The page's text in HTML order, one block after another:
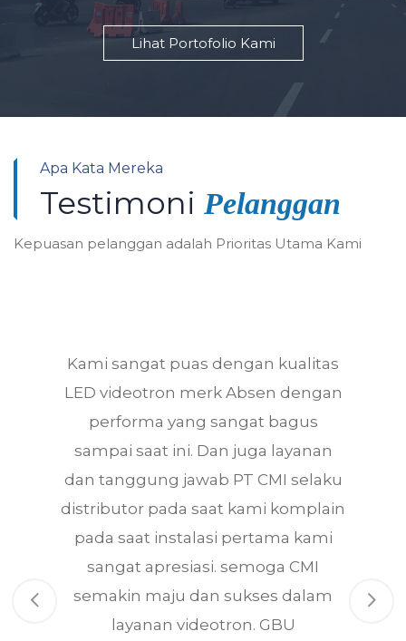
Lihat Portofolio Kami
Apa Kata Mereka
Testimoni Pelanggan
Kepuasan pelanggan adalah Prioritas Utama Kami
Kami sangat puas dengan kualitas
LED videotron merk Absen dengan
performa yang sangat bagus
sampai saat ini. Dan juga layanan
dan tanggung jawab PT CMI selaku
distributor pada saat kami komplain
pada saat instalasi pertama kami
sangat apresiasi. semoga CMI
semakin maju dan sukses dalam
layanan videotron. GBU